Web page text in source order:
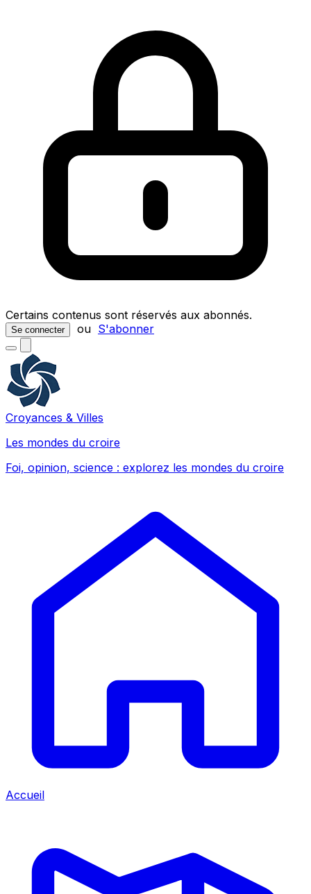
Certains contenus sont réservés aux abonnés.
Se connecter ou S'abonner
Croyances & Villes
Les mondes du croire
Foi, opinion, science : explorez les mondes du croire
Accueil